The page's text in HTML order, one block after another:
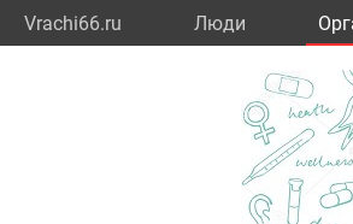
Vrachi66.ru Люди